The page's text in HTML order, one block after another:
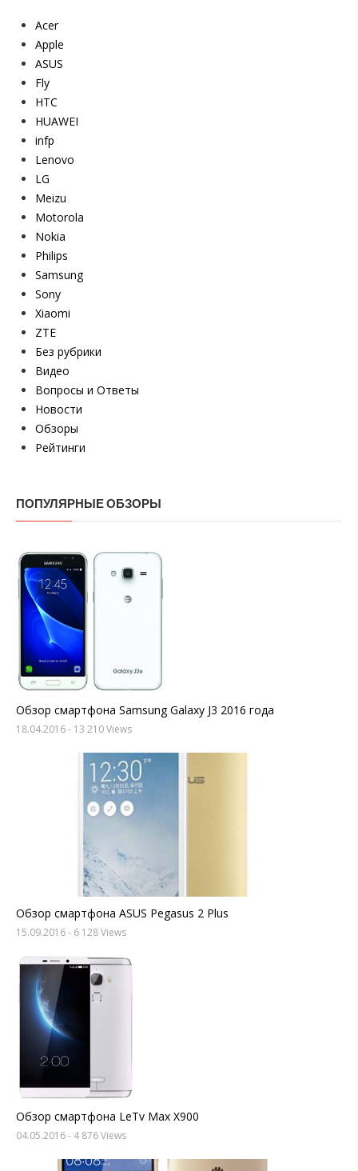
Acer
Apple
ASUS
Fly
HTC
HUAWEI
infp
Lenovo
LG
Meizu
Motorola
Nokia
Philips
Samsung
Sony
Xiaomi
ZTE
Без рубрики
Видео
Вопросы и Ответы
Новости
Обзоры
Рейтинги
ПОПУЛЯРНЫЕ ОБЗОРЫ
Обзор смартфона Samsung Galaxy J3 2016 года
18.04.2016- 13 210 Views
Обзор смартфона ASUS Pegasus 2 Plus
15.09.2016- 6 128 Views
Обзор смартфона LeTv Max X900
04.05.2016- 4 876 Views